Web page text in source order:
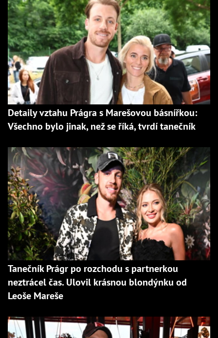
Detaily vztahu Prágra s Marešovou básnířkou:
Všechno bylo jinak, než se říká, tvrdí tanečník
Tanečník Prágr po rozchodu s partnerkou
neztrácel čas. Ulovil krásnou blondýnku od
Leoše Mareše